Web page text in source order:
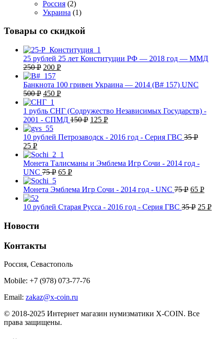
Россия (2)
Украина (1)
Товары со скидкой
25 рублей 25 лет Конституции РФ — 2018 год — ММД
250Р
УБ.
200 Р
Банкнота 100 гривен Украина — 2014 (B# 157) UNC
500Р
УБ.
450 Р
1 рубль СНГ (Содружество Независимых Государств) -
2001 - СПМД 150Р 125 Р
10 рублей Петрозаводск - 2016 год - Серия ГВС 35Р
25 Р
УБ.
Монета Талисманы и Эмблема Игр Сочи - 2014 год -
UNC 75Р
УБ.
65 Р
Монета Эмблема Игр Сочи - 2014 год - UNC 75Р 65 Р
10 рублей Старая Русса - 2016 год - Серия ГВС 35Р 25 Р
Новости
Контакты
Россия, Севастополь
Mobile: +7 (978) 073-77-76
Email: zakaz@x-coin.ru
© 2018-2025 Интернет магазин нумизматики X-COIN. Все
права защищены.